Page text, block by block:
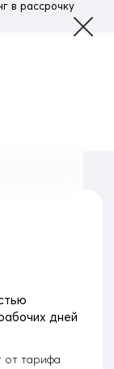
в рассрочку
дней
от тарифа